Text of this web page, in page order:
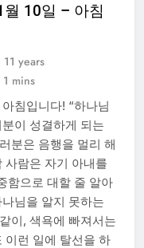
10일 – 아침
11 years
1 mins
침입니다! “하나님
이 성결하게 되는
분은 음행을 멀리 해
사람은 자기 아내를
함으로 대할 줄 알아
님을 알지 못하는
이, 색욕에 빠져서는
이런 일에 탈선을 하